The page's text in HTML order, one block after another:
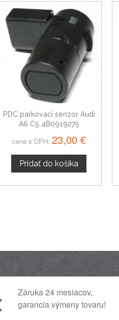
PDC parkovací senzor Audi
A6 C5 4B0919275
cena s DPH: 23,00 €
Pridať do košíka
Záruka 24 mesiacov,
garancia výmeny tovaru!